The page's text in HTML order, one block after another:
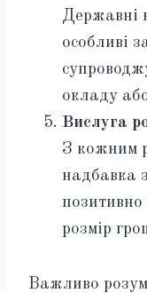
Державні
особливі
окладу
Вислуга
З кожним
надбавка
розмір
Важливо